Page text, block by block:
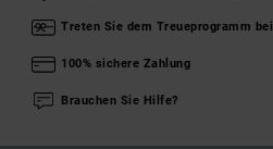
Treten Sie dem Treueprogramm bei
100% sichere Zahlung
Brauchen Sie Hilfe?